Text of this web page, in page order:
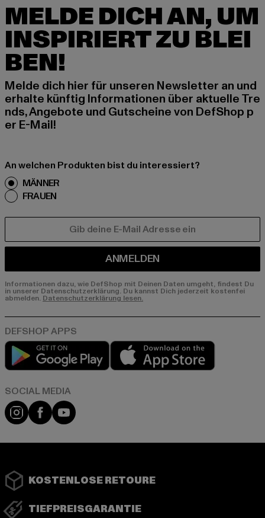
MELDE DICH AN, UM
INSPIRIERT ZU BLEI
BEN!
Melde dich hier für unseren Newsletter an und
erhalte künftig Informationen über aktuelle Tre
nds, Angebote und Gutscheine von DefShop p
er E-Mail!
An welchen Produkten bist du interessiert?
MÄNNER
FRAUEN
ANMELDEN
Informationen dazu, wie DefShop mit Deinen Daten umgeht, findest Du
in unserer Datenschutzerklärung. Du kannst Dich jederzeit kostenfei
abmelden. Datenschutzerklärung lesen.
Play market
Instagram
FacebookYouTube
KOSTENLOSE RETOURE
TIEFPREISGARANTIE